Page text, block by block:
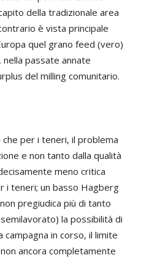
della tradizionale area
è vista principale
quel grano feed (vero)
passate annate
del milling comunitario.
per i teneri, il problema
e non tanto dalla qualità
meno critica
i teneri; un basso Hagberg
pregiudica più di tanto
la possibilità di
in corso, il limite
ancora completamente